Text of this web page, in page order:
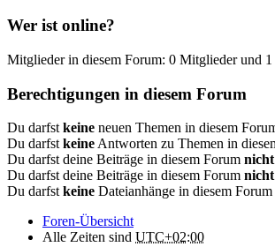
Wer ist online?
Mitglieder in diesem Forum: 0 Mitglieder und 1
Berechtigungen in diesem Forum
Du darfstkeine neuen Themen in diesem
Du darfstkeineAntworten zu Themen in
Du darfst deine Beiträge in diesem Forum nicht
Du darfst deine Beiträge in diesem Forum nicht
Du darfstkeine Dateianhänge in diesem Forum
Foren-Übersicht
Alle Zeiten sind UTC+02:00